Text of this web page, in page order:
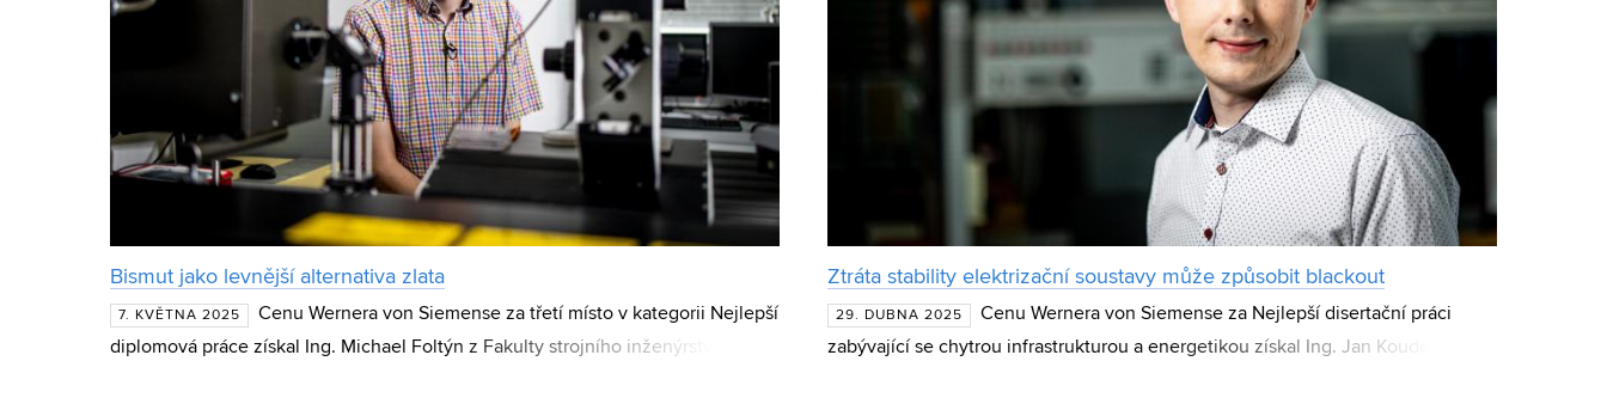
Bismut jako levnější alternativa zlata
7. KVĚTNA 2025
Cenu Wernera von Siemense za třetí místo v kategorii Nejlepší
diplomová práce získal Ing. Michael Foltýn z Fakulty strojního inženýrství
Ztráta stability elektrizační soustavy může způsobit blackout
29. DUBNA 2025
Cenu Wernera von Siemense za Nejlepší disertační práci
zabývající se chytrou infrastrukturou a energetikou získal Ing. Jan Koudelka,